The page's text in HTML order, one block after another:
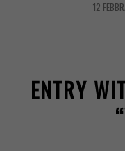
12 /
ENTRY